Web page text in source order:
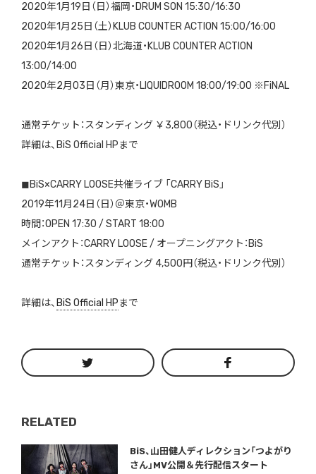
2020年1月19日（日）福岡・DRUM SON 15:30/16:30
2020年1月25日（土）KLUB COUNTER ACTION 15:00/16:00
2020年1月26日（日）北海道・KLUB COUNTER ACTION
13:00/14:00
2020年2月03日（月）東京・LIQUIDROOM 18:00/19:00 ※FiNAL
通常チケット：スタンディング ￥3,800（税込・ドリンク代別）
詳細は、BiS Official HPまで
◼︎BiS×CARRY LOOSE共催ライブ 「CARRY BiS」
2019年11月24日（日）＠東京・WOMB
時間：OPEN 17:30 / START 18:00
メインアクト：CARRY LOOSE / オープニングアクト：BiS
通常チケット：スタンディング 4,500円（税込・ドリンク代別）
詳細は、 BiS Official HPまで
RELATED
Warning : Undefined variable $post_id in
/home/storywriter/storywriter.tokyo/public_html/wp-content/themes/StoryWriter/single.phpon line242
BiS、山田健人ディレクション「つよがり
さん」MV公開＆先行配信スタート